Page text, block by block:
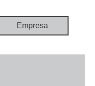
Empresa